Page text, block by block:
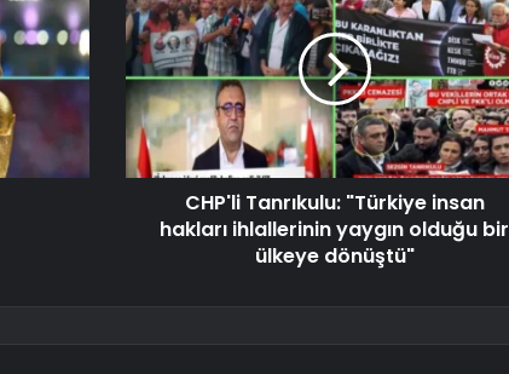
CHP'li Tanrıkulu: "Türkiye insan
hakları ihlallerinin yaygın olduğu bir
ülkeye dönüştü"